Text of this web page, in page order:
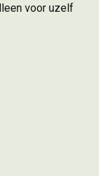
voor uzelf